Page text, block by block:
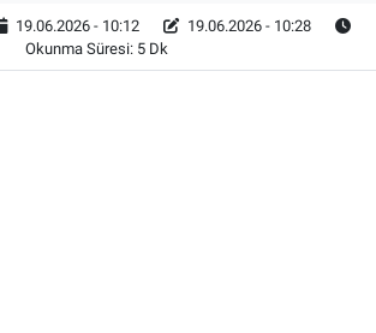
19.06.2026 - 10:12
19.06.2026 - 10:28
Okunma Süresi: 5 Dk